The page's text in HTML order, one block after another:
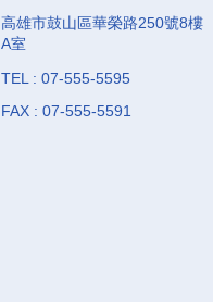
高雄市鼓山區華榮路250號8樓
A室
TEL : 07-555-5595
FAX : 07-555-5591